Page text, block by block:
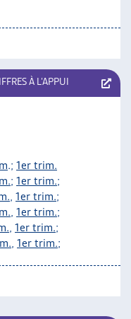
À L’APPUI
.; 1er trim.
; 1er trim.;
, 1er trim.;
, 1er trim.;
, 1er trim.;
, 1er trim.;